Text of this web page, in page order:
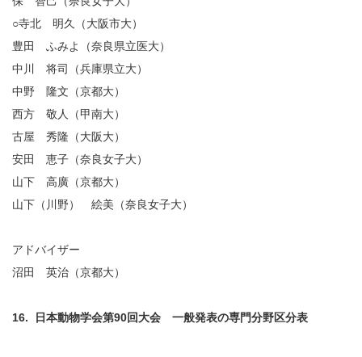
○寺北 明久（大阪市大）
豊田 ふみよ（奈良県立医大）
中川 将司（兵庫県立大）
中野 隆文（京都大）
西方 敬人（甲南大）
古屋 秀隆（大阪大）
安田 恵子（奈良女子大）
山下 高廣（京都大）
山下（川野） 絵美（奈良女子大）
アドバイザー
沼田 英治（京都大）
16. 日本動物学会第90回大会 一般発表の専門分野区分表